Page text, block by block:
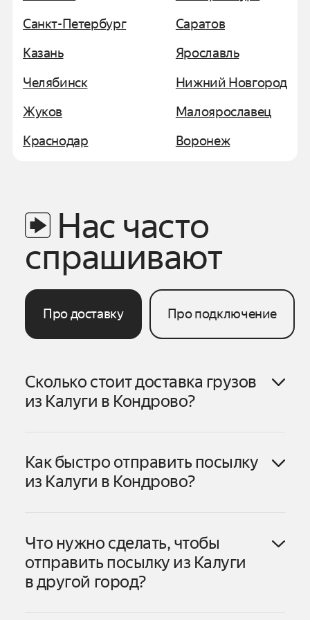
Санкт-Петербург
Саратов
Казань
Челябинск
Жуков
Краснодар
Ярославль
Нижний Новгород
Малоярославец
Воронеж
Нас часто
спрашивают
Про доставку Про подключение
Сколько стоит доставка грузов
из Калуги в Кондрово?
КалугивКондрово
1. Нажмите «Создать заказ».
Как быстро отправить посылку
из Калуги в Кондрово?
1. Оформите заказ в личном кабинете
или приложении Яндекс Go. В личном
кабинете можно заказать доставку
Что нужно сделать, чтобы
отправить посылку из Калуги
в другой город?